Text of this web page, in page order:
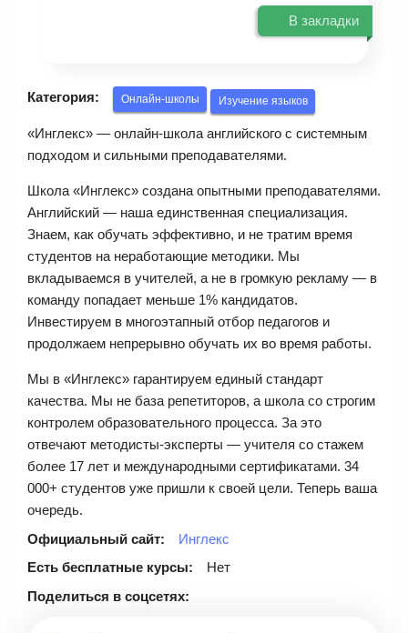
В закладки
Категория: Онлайн-школы Изучение языков
«Инглекс» — онлайн-школа английского с системным
подходом и сильными преподавателями.
Школа «Инглекс» создана опытными преподавателями.
Английский — наша единственная специализация.
Знаем, как обучать эффективно, и не тратим время
студентов на неработающие методики. Мы
вкладываемся в учителей, а не в громкую рекламу — в
команду попадает меньше 1% кандидатов.
Инвестируем в многоэтапный отбор педагогов и
продолжаем непрерывно обучать их во время работы.
Мы в «Инглекс» гарантируем единый стандарт
качества. Мы не база репетиторов, а школа со строгим
контролем образовательного процесса. За это
отвечают методисты-эксперты — учителя со стажем
более 17 лет и международными сертификатами. 34
000+ студентов уже пришли к своей цели. Теперь ваша
очередь.
Официальный сайт:
Инглекс
Есть бесплатные курсы:
Нет
Поделиться в соцсетях: